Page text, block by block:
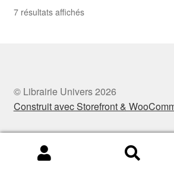
7 résultats affichésTrié
ancien
© Librairie Univers 2026
Construit avec Storefront &
Recherche
Recherche